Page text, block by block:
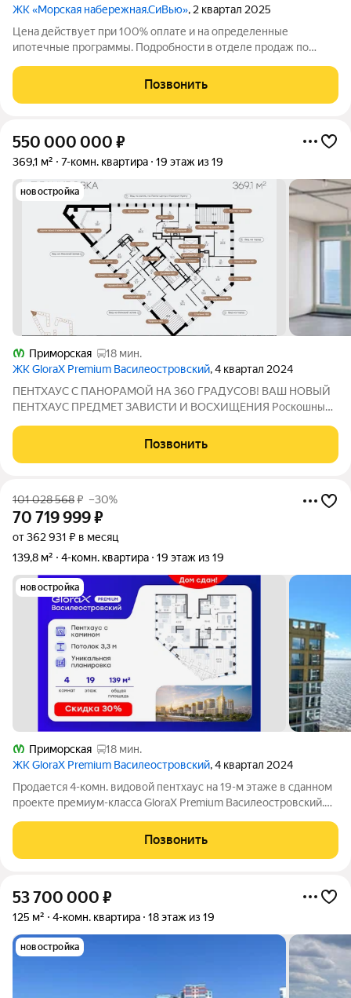
ЖК «Морская набережная.СиВью», 2 квартал 2025
Цена действует при 100% оплате и на определенные
ипотечные программы. Подробности в отделе продаж по
набережная» на 16 этаже. Общая площадь составляет 123.90
кв. м. Квартира без отделки. Жилой
Позвонить
550 000 000 ₽
369,1 м² 7-комн. квартира 19 этаж из 19
новостройка
Приморская
18 мин.
ЖК GloraX Premium Василеостровский, 4 квартал 2024
ПЕНТХАУС С ПАНОРАМОЙ НА 360 ГРАДУСОВ! ВАШ НОВЫЙ
ПЕНТХАУС ПРЕДМЕТ ЗАВИСТИ И ВОСХИЩЕНИЯ Роскошный
исключительность и пространство. Панорамное остекление
стирает границу между домом и бескрайним
Позвонить
101 028 568₽ –30%
70 719 999₽
от 362 931 ₽ в месяц
139,8 м²
4-комн. квартира 19 этаж из 19
новостройка
Приморская
18 мин.
ЖК GloraX Premium Василеостровский, 4 квартал 2024
Продается 4-комн. видовой пентхаус на 19-м этаже в сданном
проекте премиум-класса GloraX Premium Василеостровский.
кв. м отведено под жилую и 43,12 кв. м под кухню-гостиную.
Преимущества
Позвонить
53 700 000 ₽
125 м² 4-комн. квартира 18 этаж из 19
новостройка